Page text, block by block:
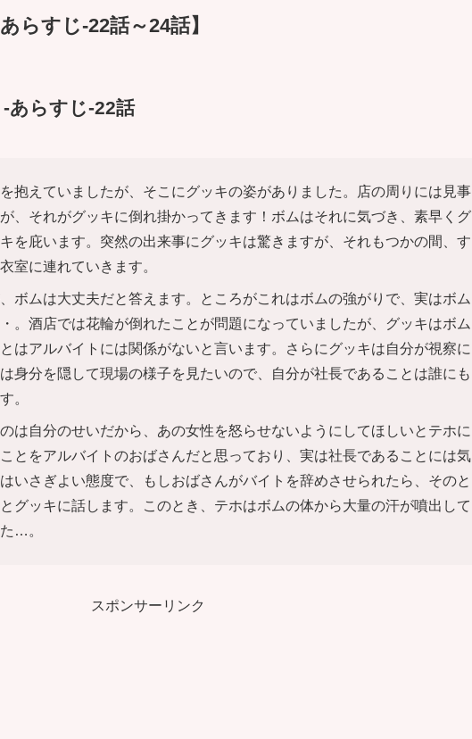
らすじ-22話～24話】
あらすじ-22話
抱えていましたが、そこにグッキの姿がありました。店の周りには見事
、それがグッキに倒れ掛かってきます！ボムはそれに気づき、素早くグ
を庇います。突然の出来事にグッキは驚きますが、それもつかの間、す
室に連れていきます。
ボムは大丈夫だと答えます。ところがこれはボムの強がりで、実はボム
。酒店では花輪が倒れたことが問題になっていましたが、グッキはボム
はアルバイトには関係がないと言います。さらにグッキは自分が視察に
身分を隠して現場の様子を見たいので、自分が社長であることは誰にも
。
は自分のせいだから、あの女性を怒らせないようにしてほしいとテホに
とをアルバイトのおばさんだと思っており、実は社長であることには気
いさぎよい態度で、もしおばさんがバイトを辞めさせられたら、そのと
グッキに話します。このとき、テホはボムの体から大量の汗が噴出して
…。
スポンサーリンク